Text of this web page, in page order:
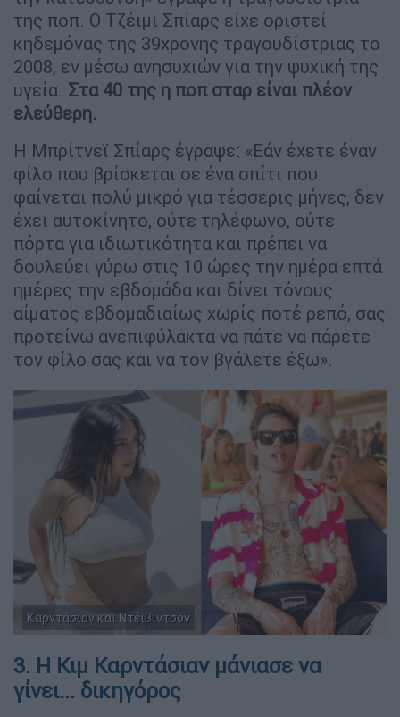
της ποπ. Ο Τζέιμι Σπίαρς είχε οριστεί
κηδεμόνας της 39χρονης τραγουδίστριας το
2008, εν μέσω ανησυχιών για την ψυχική της
υγεία. Στα 40 της η ποπ σταρ είναι πλέον
ελεύθερη.
Η Μπρίτνεϊ Σπίαρς έγραψε: «Εάν έχετε έναν
φίλο που βρίσκεται σε ένα σπίτι που
φαίνεται πολύ μικρό για τέσσερις μήνες, δεν
έχει αυτοκίνητο, ούτε τηλέφωνο, ούτε
πόρτα για ιδιωτικότητα και πρέπει να
δουλεύει γύρω στις 10 ώρες την ημέρα επτά
ημέρες την εβδομάδα και δίνει τόνους
αίματος εβδομαδιαίως χωρίς ποτέ ρεπό, σας
προτείνω ανεπιφύλακτα να πάτε να πάρετε
τον φίλο σας και να τον βγάλετε έξω».
Καρντάσιαν και Ντέιβιντσον
3. Η Κιμ Καρντάσιαν μάνιασε να
γίνει... δικηγόρος